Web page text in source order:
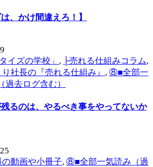
、かけ間違えろ！】
イズの学校」 , ├売れる仕組みコラム,
社長の『売れる仕組み』 , ⑧■全部一
過去ログ含む）
るのは、やるべき事をやってないか
動画や小冊子, ⑧■全部一気読み（過